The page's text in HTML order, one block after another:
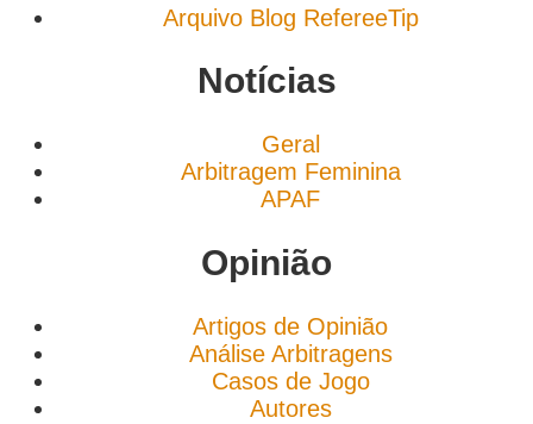
Arquivo Blog RefereeTip
Notícias
Geral
Arbitragem Feminina
APAF
Opinião
Artigos de Opinião
Análise Arbitragens
Casos de Jogo
Autores